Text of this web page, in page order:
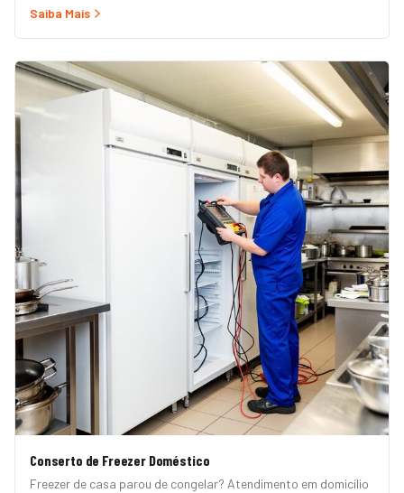
Saiba Mais
Conserto de Freezer Doméstico
Freezer de casa parou de congelar? Atendimento em domicílio